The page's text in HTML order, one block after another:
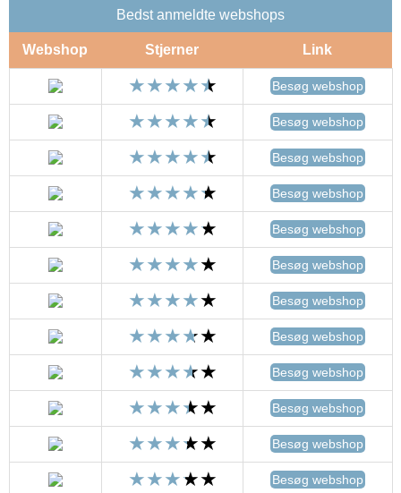
Bedst anmeldte webshops
Webshop Stjerner Link
Besøg webshop
Besøg webshop
Besøg webshop
Besøg webshop
Besøg webshop
Besøg webshop
Besøg webshop
Besøg webshop
Besøg webshop
Besøg webshop
Besøg webshop
Besøg webshop